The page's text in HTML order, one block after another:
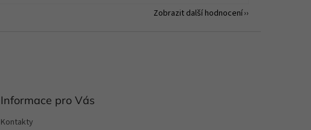
Zobrazit další hodnocení
Informace pro Vás
Kontakty